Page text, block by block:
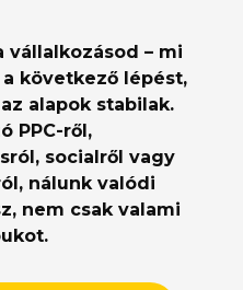
vállalkozásod – mi
következő lépést,
alapok stabilak.
PPC-ről,
socialről vagy
nálunk valódi
nem csak valami